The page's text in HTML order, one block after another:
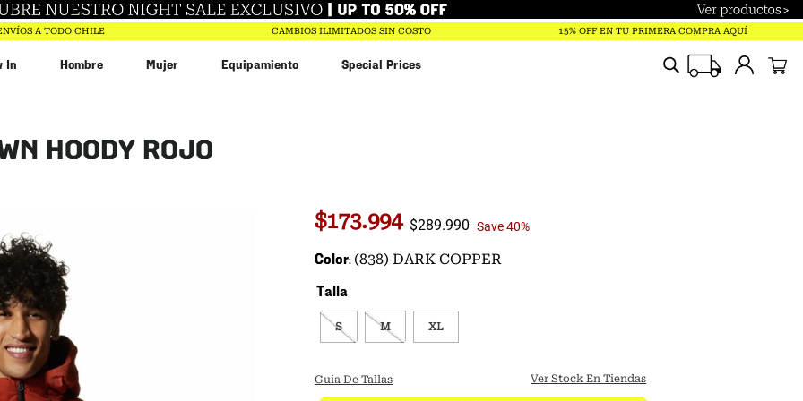
A TODO CHILE CAMBIOS ILIMITADOS SIN COSTO 15% OFF EN TU PRIMERA COMPRA AQUÍ
In Hombre Mujer Equipamiento Special Prices
HOODY ROJO
$173.994 $289.990 Save40%
Color (838) DARK COPPER
Talla
S M XL
Guia De Tallas Ver Stock En Tiendas
Términos más buscados